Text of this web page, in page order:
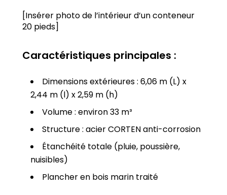
[Insérer photo de l’intérieur d’un conteneur
20 pieds]
Caractéristiques principales :
Dimensions extérieures : 6,06 m (L) x
2,44 m (l) x 2,59 m (h)
Volume : environ 33 m³
Structure : acierCORTENanti-corrosion
Étanchéité totale (pluie, poussière,
nuisibles)
Plancher en bois marin traité